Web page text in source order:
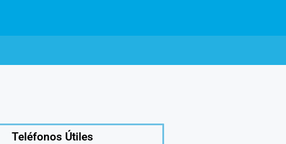
Teléfonos Útiles